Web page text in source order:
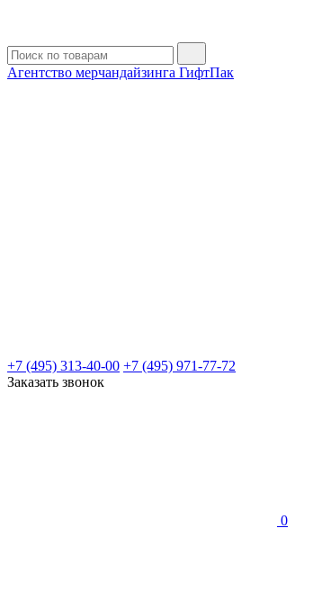
Агентство мерчандайзинга ГифтПак
+7 (495) 313-40-00 +7 (495) 971-77-72
Заказать звонок
0